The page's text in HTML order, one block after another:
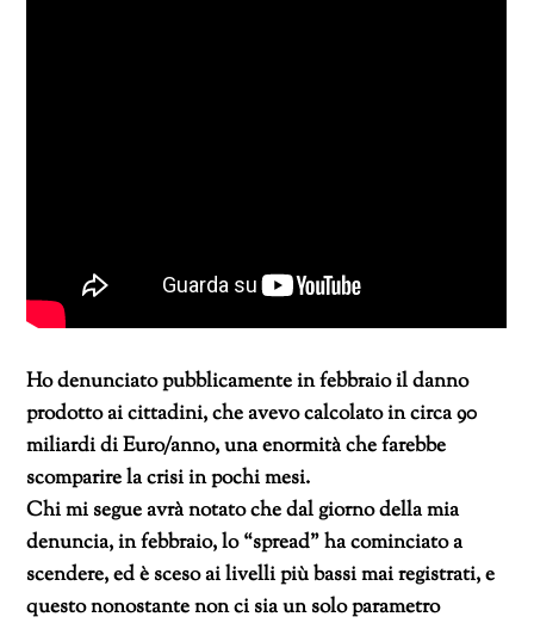
Ho denunciato pubblicamente in febbraio il danno
prodotto ai cittadini, che avevo calcolato in circa 90
miliardi di Euro/anno, una enormità che farebbe
scomparire la crisi in pochi mesi.
Chi mi segue avrà notato chedal giorno della mia
denuncia, in febbraio, lo “spread” ha cominciato a
scendere, ed è sceso ai livelli più bassi mai registrati, e
questo nonostante non ci sia un solo parametro